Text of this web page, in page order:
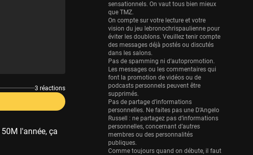
3 réactions
l'année, ça
25 sessions
Detroit Pistons
25 sessions
Brooklyn Nets
24 sessions
Sacramento Kings
24 sessions
Utah Jazz
22 sessions
Toronto Raptors
18 sessions
sensationnels. On vaut tous bien mieux
que TMZ.
On compte sur votre lecture et votre
vision du jeu lebronochrispaulienne pour
éviter les doublons. Veuillez tenir compte
des messages déjà postés ou discutés
dans les salons.
Pas de spamming ni d’autopromotion.
Les messages ou les commentaires qui
font la promotion de vidéos ou de
podcasts personnels peuvent être
supprimés.
Pas de partage d’informations
personnelles. Ne faites pas une D’Angelo
Russell : ne partagez pas d’informations
personnelles, concernant d’autres
membres ou des personnalités
publiques.
Comme toujours quand on débute, il faut